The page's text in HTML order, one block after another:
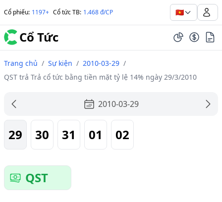
Cổ phiếu: 1197+ Cổ tức TB: 1.468 đ/CP 🇻🇳
Cổ Tức
Trang chủ / Sự kiện / 2010-03-29 /
QST trả Trả cổ tức bằng tiền mặt tỷ lệ 14% ngày 29/3/2010
2010-03-29
29 30 31 01 02
QST